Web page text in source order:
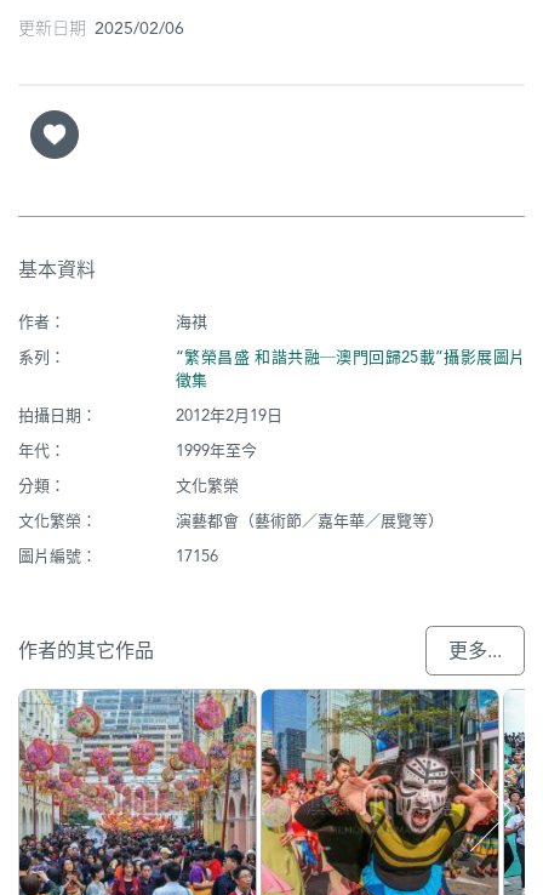
寺
市
更新日期 2025/02/06
基本資料
作者：
海祺
系列：
“繁榮昌盛 和諧共融─澳門回歸25載”攝影展圖片
徵集
拍攝日期：
2012年2月19日
年代：
1999年至今
分類：
文化繁榮
文化繁榮：
演藝都會（藝術節／嘉年華／展覽等）
圖片編號：
17156
作者的其它作品 更多...